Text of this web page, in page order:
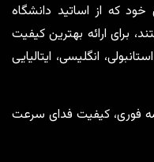
که از اساتید دانشگاه
برای ارائه بهترین کیفیت
انگلیسی، ایتالیایی
فوری، کیفیت فدای سرعت